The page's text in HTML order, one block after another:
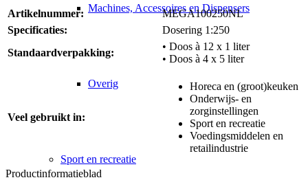
Machines, Accessoires en Dispensers
Overig
Sport en recreatie
Artikelnummer:
MEGA100250NL
Specificaties:
Dosering 1:250
Standaardverpakking:
• Doos à 12 x 1 liter
• Doos à 4 x 5 liter
Veel gebruikt in:
Horeca en (groot)keuken
Onderwijs- en
zorginstellingen
Sport en recreatie
Voedingsmiddelen en
retailindustrie
Productinformatieblad